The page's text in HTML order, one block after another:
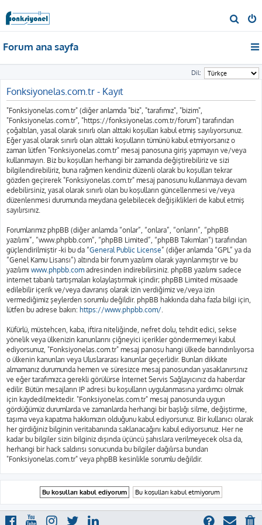
r
Forum ana sayfa
Dil:
Fonksiyonelas.com.tr - Kayıt
"Fonksiyonelas.com.tr" (diğer anlamda "biz", "tarafımız", "bizim",
"Fonksiyonelas.com.tr", "https://fonksiyonelas.com.tr/forum") tarafından
çoğaltılan, yasal olarak sınırlı olan alttaki koşulları kabul etmiş sayılıyorsunuz.
Eğer yasal olarak sınırlı olan alttaki koşulların tümünü kabul etmiyorsanız o
zaman lütfen "Fonksiyonelas.com.tr" mesaj panosuna giriş yapmayın ve/veya
kullanmayın. Biz bu koşulları herhangi bir zamanda değiştirebiliriz ve sizi
bilgilendirebiliriz, buna rağmen kendiniz düzenli olarak bu koşulları tekrar
gözden geçirerek "Fonksiyonelas.com.tr" mesaj panosunu kullanmaya devam
edebilirsiniz, yasal olarak sınırlı olan bu koşulların güncellenmesi ve/veya
düzenlenmesi durumunda meydana gelebilecek değişiklikleri de kabul etmiş
sayılırsınız.
Forumlarımız phpBB (diğer anlamda “onlar”, “onlara”, “onların”, “phpBB
yazılımı”, “www.phpbb.com”, “phpBB Limited”, “phpBB Takımları”) tarafından
güçlendirilmiştir -ki bu da “General Public License” (diğer anlamda “GPL” ya da
“Genel Kamu Lisansı”) altında bir forum yazılımı olarak yayınlanmıştır ve bu
yazılımı www.phpbb.com adresinden indirebilirsiniz. phpBB yazılımı sadece
internet tabanlı tartışmaları kolaylaştırmak içindir; phpBB Limited müsaade
edilebilir içerik ve/veya davranış olarak izin verdiğimiz ve/veya izin
vermediğimiz şeylerden sorumlu değildir. phpBB hakkında daha fazla bilgi için,
lütfen bu adrese bakın: https://www.phpbb.com/.
Küfürlü, müstehcen, kaba, iftira niteliğinde, nefret dolu, tehdit edici, sekse
yönelik veya ülkenizin kanunlarını çiğneyici içerikler göndermemeyi kabul
ediyorsunuz, "Fonksiyonelas.com.tr" mesaj panosu hangi ülkede barındırılıyorsa
o ülkenin kanunları veya Uluslararası kanunlar geçerlidir. Bunları dikkate
almamanız durumunda hemen ve süresizce mesaj panosundan yasaklanırsınız
ve eğer tarafımızca gerekli görülürse İnternet Servis Sağlayıcınız da haberdar
edilir. Bütün mesajların IP adresi bu koşulların uygulanmasına yardımcı olmak
için kaydedilmektedir. "Fonksiyonelas.com.tr" mesaj panosunda uygun
gördüğümüz durumlarda ve zamanlarda herhangi bir başlığı silme, değiştirme,
taşıma veya kapatma hakkımızın olduğunu kabul ediyorsunuz. Bir kullanıcı olarak
her girdiğiniz bilginin veritabanında saklanacağını kabul ediyorsunuz. Her ne
kadar bu bilgiler sizin bilginiz dışında üçüncü şahıslara verilmeyecek olsa da,
herhangi bir hack saldırısı sonucunda bu bilgiler dağılırsa bundan
"Fonksiyonelas.com.tr" veya phpBB kesinlikle sorumlu değildir.